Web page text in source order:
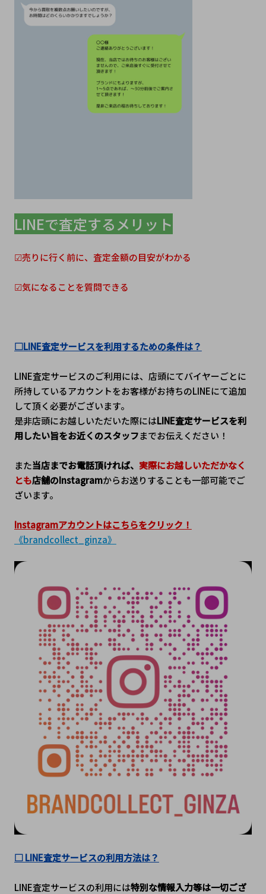
LINEで査定するメリット
☑売りに行く前に、査定金額の目安がわかる
☑気になることを質問できる
□LINE査定サービスを利用するための条件は？
LINE査定サービスのご利用には、店頭にてバイヤーごとに
所持しているアカウントをお客様がお持ちのLINEにて追加
して頂く必要がございます。
是非店頭にお越しいただいた際にはLINE査定サービスを利
用したい旨をお近くのスタッフまでお伝えください！
また当店までお電話頂ければ、 実際にお越しいただかなく
とも店舗のInstagramからお送りすることも一部可能でご
ざいます。
Instagramアカウントはこちらをクリック！
《brandcollect_ginza》
□ LINE査定サービスの利用方法は？
LINE査定サービスの利用には特別な情報入力等は一切ござ